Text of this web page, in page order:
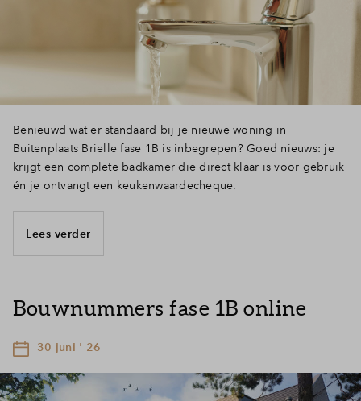
Benieuwd wat er standaard bij je nieuwe woning in
Buitenplaats Brielle fase 1B is inbegrepen? Goed nieuws: je
krijgt een complete badkamer die direct klaar is voor gebruik
én je ontvangt een keukenwaardecheque.
Lees verder
Bouwnummers fase 1B online
30 juni ' 26